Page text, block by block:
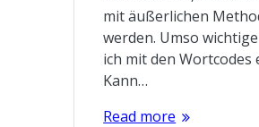
mit äußerlichen
werden. Umso
ich mit den Wortcodes
Kann…
Read more